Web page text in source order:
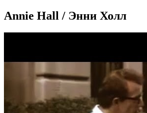
Annie Hall / Энни Холл